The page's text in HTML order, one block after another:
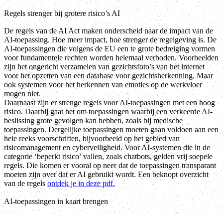
Regels strenger bij grotere risico’s AI
De regels van de AI Act maken onderscheid naar de impact van de
AI-toepassing. Hoe meer impact, hoe strenger de regelgeving is. De
AI-toepassingen die volgens de EU een te grote bedreiging vormen
voor fundamentele rechten worden helemaal verboden. Voorbeelden
zijn het ongericht verzamelen van gezichtsfoto’s van het internet
voor het opzetten van een database voor gezichtsherkenning. Maar
ook systemen voor het herkennen van emoties op de werkvloer
mogen niet.
Daarnaast zijn er strenge regels voor AI-toepassingen met een hoog
risico. Daarbij gaat het om toepassingen waarbij een verkeerde AI-
beslissing grote gevolgen kan hebben, zoals bij medische
toepassingen. Dergelijke toepassingen moeten gaan voldoen aan een
hele reeks voorschriften, bijvoorbeeld op het gebied van
risicomanagement en cyberveiligheid. Voor AI-systemen die in de
categorie ‘beperkt risico’ vallen, zoals chatbots, gelden vrij soepele
regels. Die komen er vooral op neer dat de toepassingen transparant
moeten zijn over dat er AI gebruikt wordt. Een beknopt overzicht
van de regelsontdek je in deze pdf.
AI-toepassingen in kaart brengen